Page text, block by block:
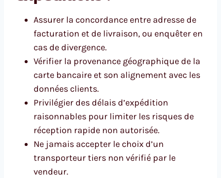
Assurer la concordance entre adresse de
facturation et de livraison, ou enquêter en
cas de divergence.
Vérifier la provenance géographique de la
carte bancaire et son alignement avec les
données clients.
Privilégier des délais d’expédition
raisonnables pour limiter les risques de
réception rapide non autorisée.
Ne jamais accepter le choix d’un
transporteur tiers non vérifié par le
vendeur.